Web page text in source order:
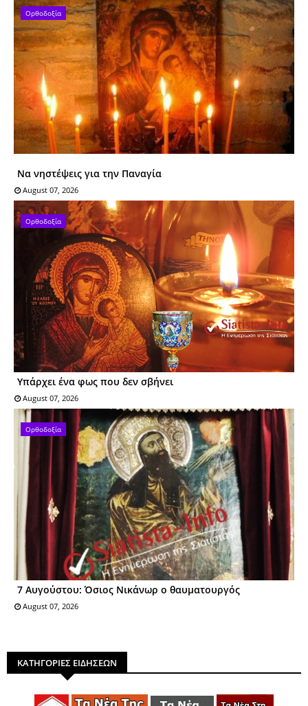
Ορθοδοξία
Να νηστέψεις για την Παναγία
August 07, 2026
Ορθοδοξία
Υπάρχει ένα φως που δεν σβήνει
August 07, 2026
Ορθοδοξία
7 Αυγούστου: Όσιος Nικάνωρ o θαυματoυργός
August 07, 2026
ΚΑΤΗΓΟΡΙΕΣ ΕΙΔΗΣΕΩΝ